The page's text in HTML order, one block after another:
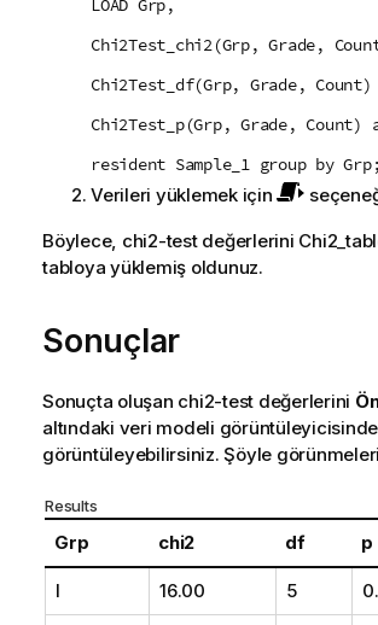
LOAD Grp,
Chi2Test_chi2(Grp, Grade,
Chi2Test_df(Grp, Grade,
Chi2Test_p(Grp, Grade, Count)
resident Sample_1 group by Grp;
Verileri yüklemek için
Böylece, chi2-testdeğerlerini
tabloya yüklemiş oldunuz.
Sonuçlar
Sonuçta oluşan chi2-test değerlerini
altındaki veri modeli görüntüleyicisinde
görüntüleyebilirsiniz. Şöyle
Results
Grp chi2 df p
I 16.00 5